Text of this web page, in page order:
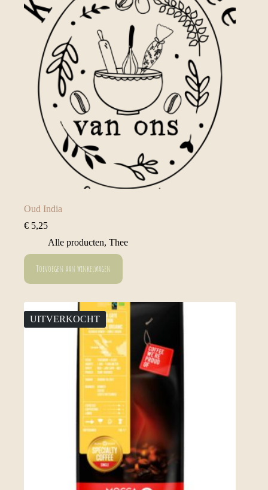
Oud India
€ 5,25
Alle producten, Thee
Toevoegen aan winkelwagen
UITVERKOCHT